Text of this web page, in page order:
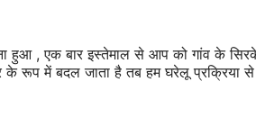
, एक बार इस्तेमाल से आप को गांव के
में बदल जाता है तब हम घरेलू प्रक्रिया